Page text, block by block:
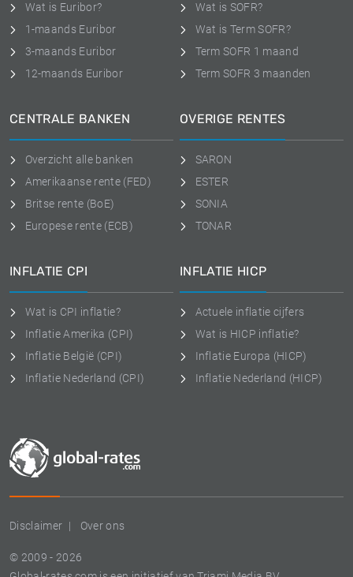
Disclaimer Over ons
© 2009 - 2026
Wat is Euribor?
1-maands Euribor
3-maands Euribor
12-maands Euribor
Wat is SOFR?
Wat is Term SOFR?
Term SOFR 1 maand
Term SOFR 3 maanden
CENTRALE BANKEN
Overzicht alle banken
Amerikaanse rente (FED)
Britse rente (BoE)
Europese rente (ECB)
OVERIGE RENTES
SARON
ESTER
SONIA
TONAR
INFLATIE CPI
Wat is CPI inflatie?
Inflatie Amerika (CPI)
Inflatie België (CPI)
Inflatie Nederland (CPI)
INFLATIE HICP
Actuele inflatie cijfers
Wat is HICP inflatie?
Inflatie Europa (HICP)
Inflatie Nederland (HICP)